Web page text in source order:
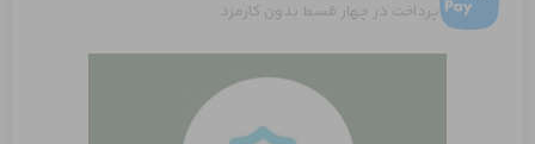
پرداخت در چهار قسط بدون کارمزد